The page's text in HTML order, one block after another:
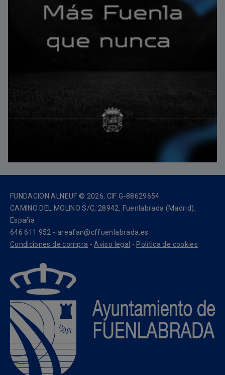
FUNDACION ALNEUF © 2026, CIF G-88629654
CAMINO DEL MOLINO S/C, 28942, Fuenlabrada (Madrid),
España
646 611 952 - areafan@cffuenlabrada.es
Condiciones de compra -Aviso legal - Política de cookies